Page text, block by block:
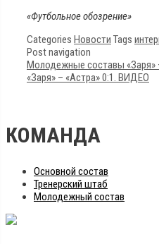
«Футбольное обозрение»
Categories Новости Tags
Post navigation
Молодежные составы «Заря»
«Заря» – «Астра» 0:1. ВИДЕО
КОМАНДА
Основной состав
Тренерский штаб
Молодежный состав